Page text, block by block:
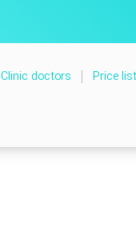
Clinic doctors Price list